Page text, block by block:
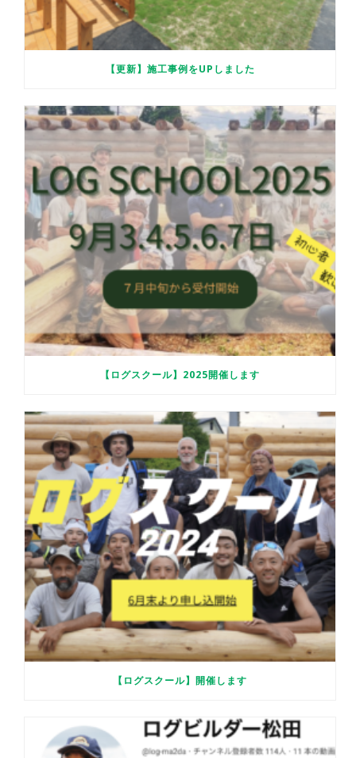
【更新】施工事例をUPしました
【ログスクール】2025開催します
【ログスクール】開催します